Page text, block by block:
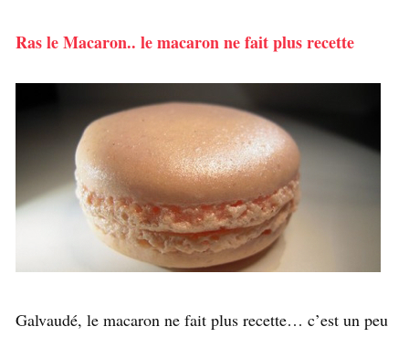
Ras le Macaron.. le macaron ne fait plus recette
Galvaudé, le macaron ne fait plus recette… c’est un peu